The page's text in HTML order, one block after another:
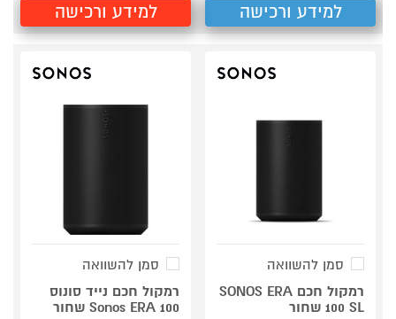
למידע ורכישה למידע ורכישה
סמן להשוואה
רמקול חכם SONOS ERA
100 SL שחור
סמן להשוואה
רמקול חכם נייד סונוס
Sonos ERA 100 שחור